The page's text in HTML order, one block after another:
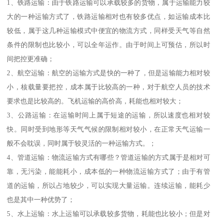
1、铁路运输：由于铁路运输可以承载较多的货物，属于运输能力较
大的一种运输方式了，铁路运输相对也有较多优点，如运输成本比
较低，属于这几种运输模式中便宜的物流方式，同样受天气等自然
条件的限制也比较小，可以全年运作。由于时间上可预估，所以时
间把控更准确；
2、航空运输：航空的运输方式是快的一种了，但是运输能力相对较
小，核载量要把控，成本属于比较高的一种，对于航空人员的技术
要求也是比较高的。飞机运输的高价高，耗能也相对较大；
3、公路运输：在运输时间上属于短途的运输，所以速度也相对较
快。同时受到地形等天气气候的限制相对较小，在正常天气运输一
般不会耽误，同时属于较灵活的一种运输方式。；
4、管道运输：物流运输方式有哪些？管道运输的方式属于是相对可
靠，无污染，能能耗小，成本低的一种物流运输方式了；由于有管
道的运输，所以占地较少，可以实现大量运输。连续运输，能耗少
也是其中一种优势了；
5、水上运输：水上运输可以承载较多货物，耗能也比较小；但是对